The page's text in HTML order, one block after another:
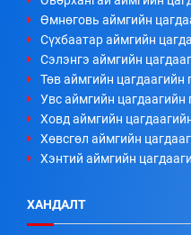
Өмнөговь аймгийн
Сүхбаатар аймгийн
Сэлэнгэ аймгийн
Төв аймгийн цагдаагийн
Увс аймгийн цагдаагийн
Ховд аймгийн
Хөвсгөл аймгийн
Хэнтий аймгийн
ХАНДАЛТ